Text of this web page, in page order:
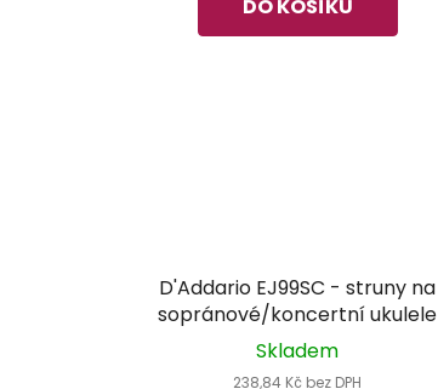
DO KOŠÍKU
D'Addario EJ99SC - struny na
sopránové/koncertní ukulele
Skladem
238,84 Kč bez DPH